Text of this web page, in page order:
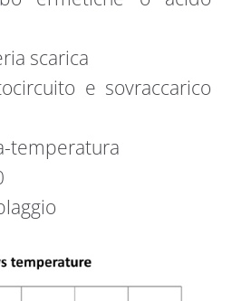
scarica
e sovraccarico
temperatura